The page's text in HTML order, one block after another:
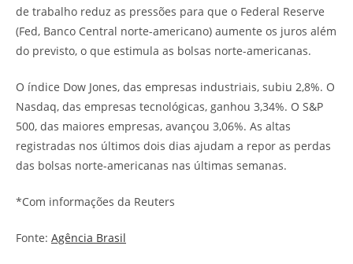
de trabalho reduz as pressões para que o Federal Reserve
(Fed, Banco Central norte-americano) aumente os juros além
do previsto, o que estimula as bolsas norte-americanas.
O índice Dow Jones, das empresas industriais, subiu 2,8%. O
Nasdaq, das empresas tecnológicas, ganhou 3,34%. O S&P
500, das maiores empresas, avançou 3,06%. As altas
registradas nos últimos dois dias ajudam a repor as perdas
das bolsas norte-americanas nas últimas semanas.
*Com informações da Reuters
Fonte: Agência Brasil